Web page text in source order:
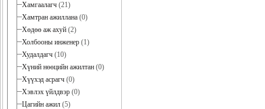
Хамгаалагч (21)
Хамтран ажиллана (0)
Хөдөө аж ахуй (2)
Холбооны инженер (1)
Худалдагч (10)
Хүний нөөцийн ажилтан (0)
Хүүхэд асрагч (0)
Хэвлэх үйлдвэр (0)
Цагийн ажил (5)